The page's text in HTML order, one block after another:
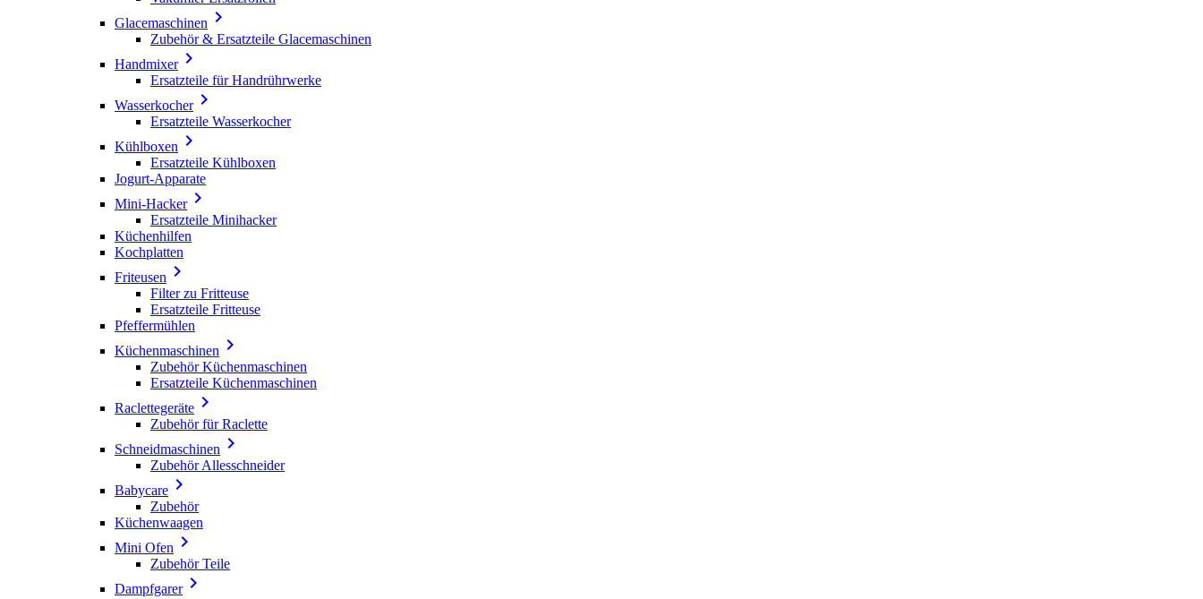
Glacemaschinen 
Zubehör & Ersatzteile Glacemaschinen
Handmixer
Ersatzteile für Handrührwerke
Wasserkocher
Ersatzteile Wasserkocher
Kühlboxen 
Ersatzteile Kühlboxen
Jogurt-Apparate
Mini-Hacker
Ersatzteile Minihacker
Küchenhilfen
Kochplatten
Friteusen 
Filter zu Fritteuse
Ersatzteile Fritteuse
Pfeffermühlen
Küchenmaschinen 
Zubehör Küchenmaschinen
Ersatzteile Küchenmaschinen
Raclettegeräte 
Zubehör für Raclette
Schneidmaschinen 
Zubehör Allesschneider
Babycare 
Zubehör
Küchenwaagen
Mini Ofen 
Zubehör Teile
Dampfgarer